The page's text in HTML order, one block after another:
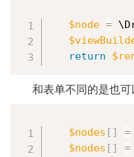
$node = \
return
和表单不同的是也可
$nodes [ ] =
$nodes [ ] =